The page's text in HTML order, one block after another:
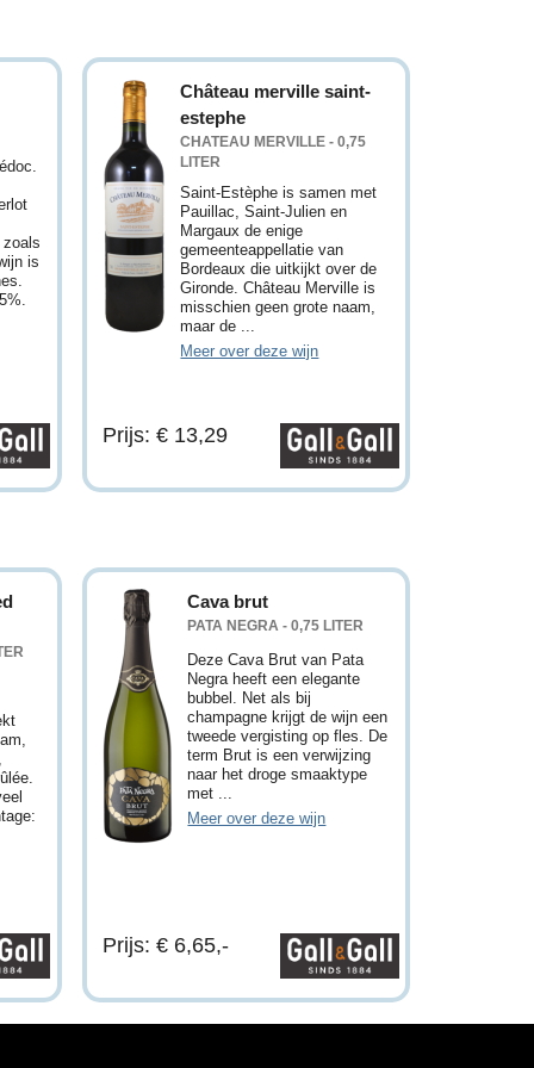
is
Château merville saint-
estephe
CHATEAU MERVILLE - 0,75
LITER
Saint-Estèphe is samen met
Pauillac, Saint-Julien en
Margaux de enige
gemeenteappellatie van
Bordeaux die uitkijkt over de
Gironde. Château Merville is
misschien geen grote naam,
maar de ...
Meer over deze wijn
Prijs: € 13,29
Cava brut
PATA NEGRA - 0,75 LITER
Deze Cava Brut van Pata
Negra heeft een elegante
bubbel. Net als bij
champagne krijgt de wijn een
tweede vergisting op fles. De
term Brut is een verwijzing
naar het droge smaaktype
met ...
Meer over deze wijn
Prijs: € 6,65,-